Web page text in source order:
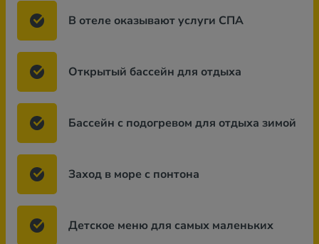
В отеле оказывают услуги СПА
Открытый бассейн для отдыха
Бассейн с подогревом для отдыха зимой
Заход в море с понтона
Детское меню для самых маленьких